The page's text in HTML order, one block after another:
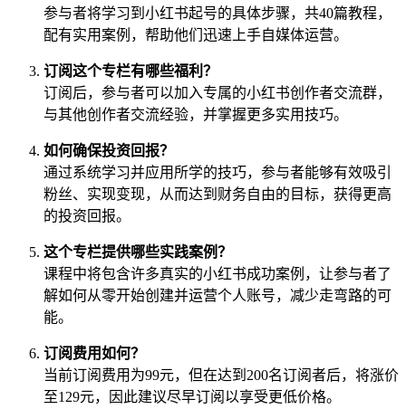
参与者将学习到小红书起号的具体步骤，共40篇教程，
配有实用案例，帮助他们迅速上手自媒体运营。
订阅这个专栏有哪些福利？
订阅后，参与者可以加入专属的小红书创作者交流群，
与其他创作者交流经验，并掌握更多实用技巧。
如何确保投资回报？
通过系统学习并应用所学的技巧，参与者能够有效吸引
粉丝、实现变现，从而达到财务自由的目标，获得更高
的投资回报。
这个专栏提供哪些实践案例？
课程中将包含许多真实的小红书成功案例，让参与者了
解如何从零开始创建并运营个人账号，减少走弯路的可
能。
订阅费用如何？
当前订阅费用为99元，但在达到200名订阅者后，将涨价
至129元，因此建议尽早订阅以享受更低价格。